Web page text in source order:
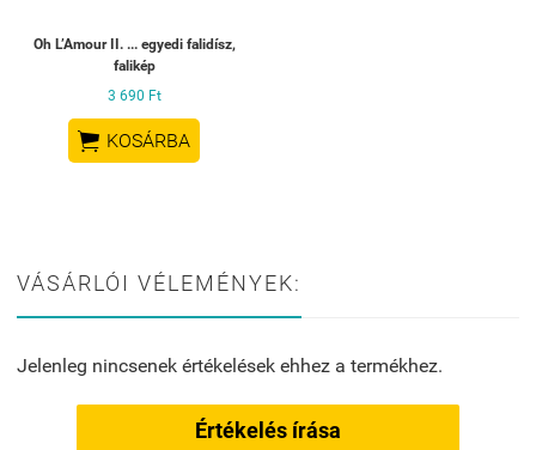
Oh L’Amour II. ... egyedi falidísz,
falikép
3 690 Ft
 KOSÁRBA
VÁSÁRLÓI VÉLEMÉNYEK:
Jelenleg nincsenek értékelések ehhez a termékhez.
Értékelés írása